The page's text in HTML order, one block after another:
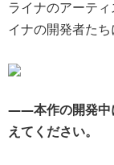
ライナのアーテ
イナの開発者たち
――本作の開発中
えてください。